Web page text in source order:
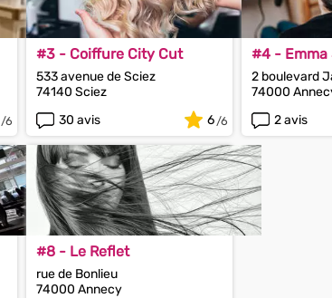
#3 - Coiffure City Cut
533 avenue de Sciez
74140 Sciez
30 avis
6
#4 - Emma
2 boulevard
74000
2 avis
#8 - Le Reflet
rue de Bonlieu
74000 Annecy